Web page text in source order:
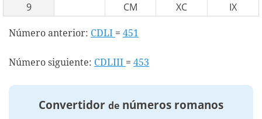
9
CM XC IX
Número anterior: CDLI = 451
Número siguiente: CDLIII = 453
Convertidor de números romanos